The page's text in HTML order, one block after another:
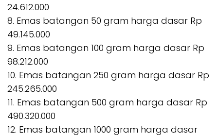
24.612.000
8. Emas batangan 50 gram harga dasar Rp
49.145.000
9. Emas batangan 100 gram harga dasar Rp
98.212.000
10. Emas batangan 250 gram harga dasar Rp
245.265.000
11. Emas batangan 500 gram harga dasar Rp
490.320.000
12. Emas batangan 1000 gram harga dasar